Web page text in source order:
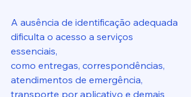
A ausência de identificação adequada
dificulta o acesso a serviços
essenciais,
como entregas, correspondências,
atendimentos de emergência,
transporte por aplicativo e demais